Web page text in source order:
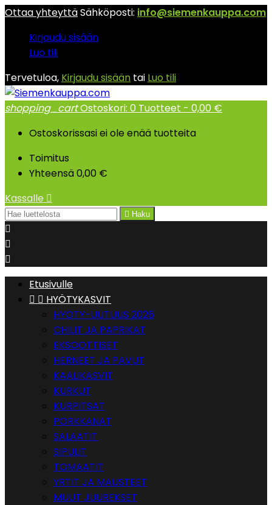
Ottaa yhteyttäSähköposti: info@siemenkauppa.com
Kirjaudu sisään
Luo tili
Tervetuloa, Kirjaudu sisään tai Luo tili
shopping_cartOstoskori: 0 Tuotteet - 0,00 €
Ostoskorissasi ei ole enää tuotteita
Toimitus
Yhteensä0,00 €
Kassalle 
 Haku



Etusivulle
  HYÖTYKASVIT
HYÖTY-UUTUUS 2026
CHILIT JA PAPRIKAT
EKSOOTTISET
HERNEET JA PAVUT
KAALIKASVIT
KURKUT
KURPITSAT
PORKKANAT
SALAATIT
SIPULIT
TOMAATIT
YRTIT JA MAUSTEET
MUUT JUUREKSET